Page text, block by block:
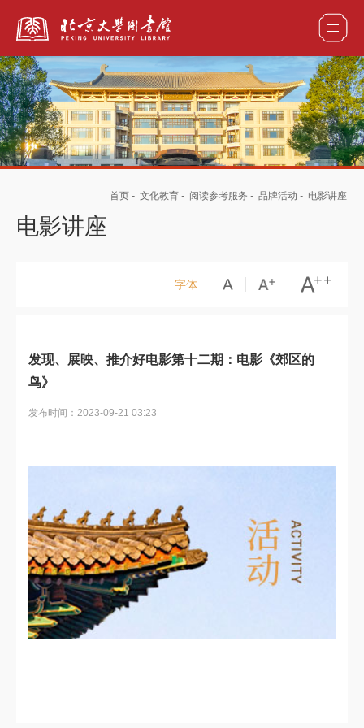
全部资源
首页 - 文化教育 - 阅读参考服务 - 品牌活动 - 电影讲座
电影讲座
字体
发现、展映、推介好电影第十二期：电影《郊区的
鸟》
发布时间：2023-09-21 03:23